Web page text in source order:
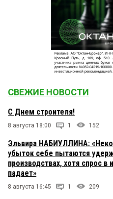
СВЕЖИЕ НОВОСТИ
С Днем строителя!
8 августа 18:00 1 152
Эльвира НАБИУЛЛИНА:
убыток себе пытаются
производствах, хотя спрос в
падает»
8 августа 16:45 1 209